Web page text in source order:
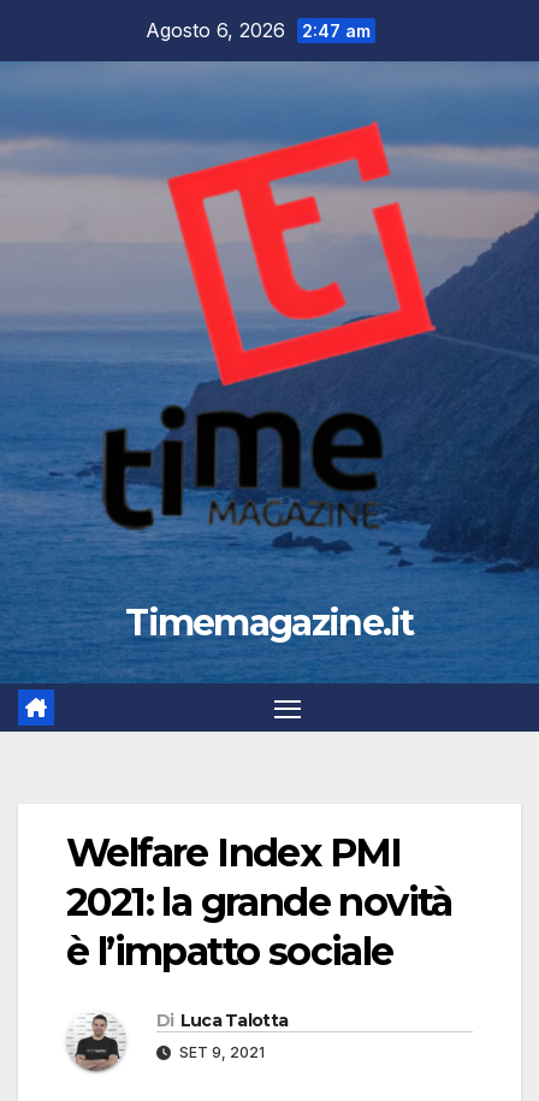
Agosto 6, 2026 2:47 am
Timemagazine.it
Welfare Index PMI
2021: la grande novità
è l’impatto sociale
Di Luca Talotta
SET 9, 2021